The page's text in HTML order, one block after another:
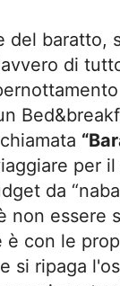
del baratto,
di
per
da
non essere
è con le
si ripaga